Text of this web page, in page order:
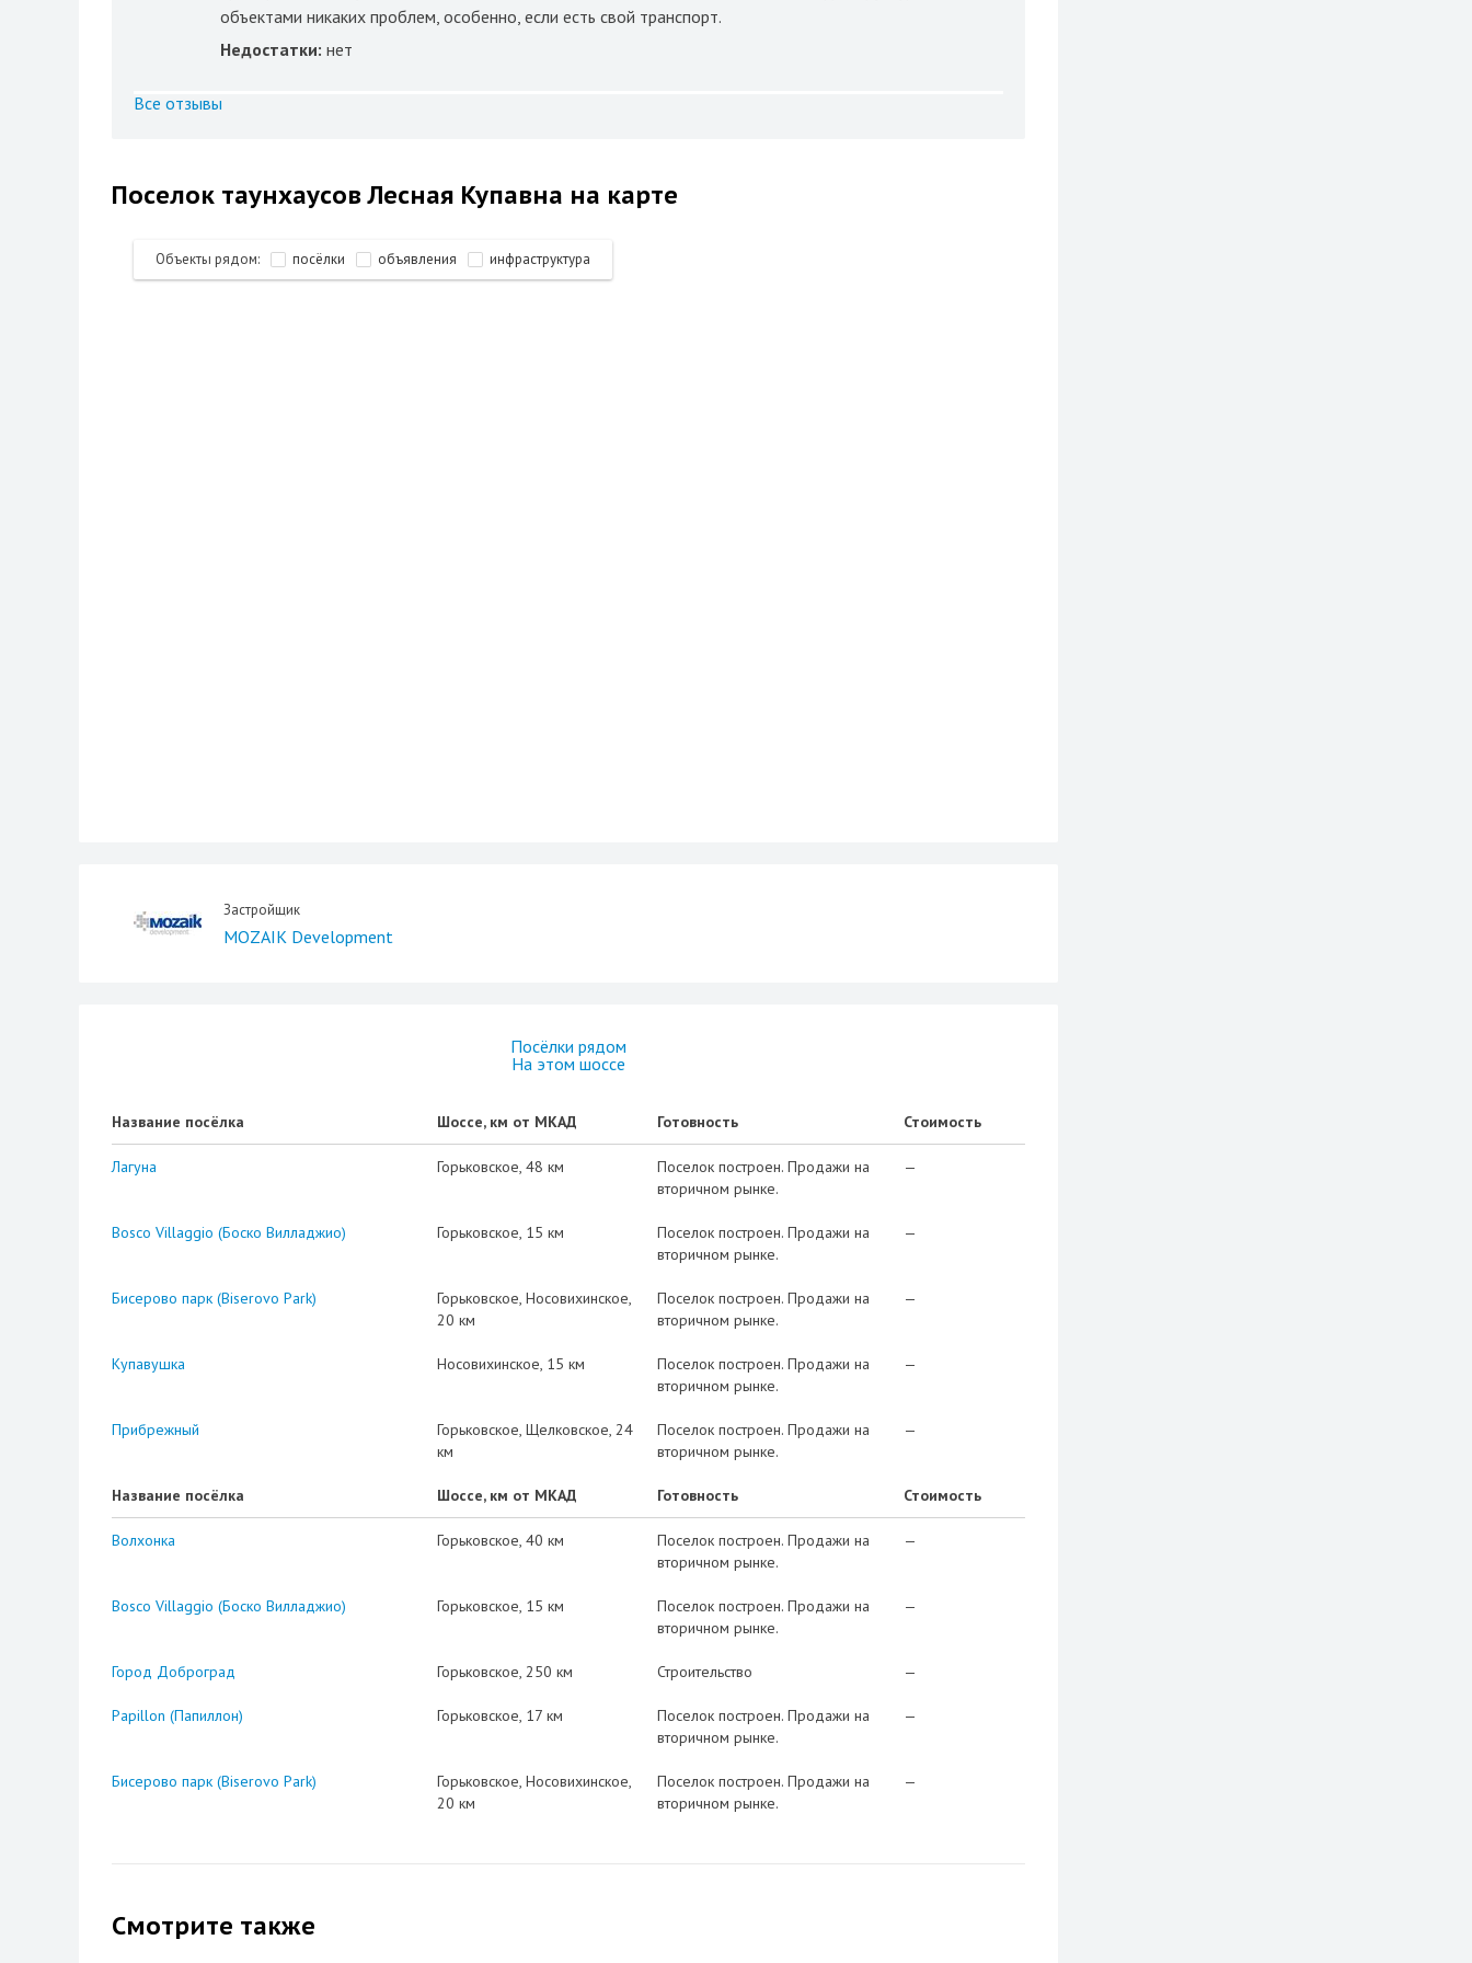
объектами никаких проблем, особенно, если есть свой транспорт.
Недостатки:нет
Все отзывы
Поселок таунхаусов Лесная Купавна на карте
Объекты рядом: посёлки объявления инфраструктура
Застройщик
MOZAIK Development
Посёлки рядом
На этом шоссе
Название посёлка Шоссе, км от МКАД Готовность Стоимость
Лагуна Горьковское 48 км
Поселок построен. Продажи на
вторичном рынке.
—
Bosco Villaggio (Боско Вилладжио) Горьковское 15 км
Поселок построен. Продажи на
вторичном рынке.
—
Бисерово парк (Biserovo Park) Горьковское Носовихинское
20 км
Поселок построен. Продажи на
вторичном рынке.
—
Купавушка Носовихинское 15 км
Поселок построен. Продажи на
вторичном рынке.
—
Прибрежный Горьковское Щелковское 24
км
Поселок построен. Продажи на
вторичном рынке.
—
Название посёлка Шоссе, км от МКАД Готовность Стоимость
Волхонка Горьковское 40 км
Поселок построен. Продажи на
вторичном рынке.
—
Bosco Villaggio (Боско Вилладжио) Горьковское 15 км
Поселок построен. Продажи на
вторичном рынке.
—
Город Доброград Горьковское 250 км Строительство —
Papillon (Папиллон) Горьковское 17 км
Поселок построен. Продажи на
вторичном рынке.
—
Бисерово парк (Biserovo Park) Горьковское Носовихинское
20 км
Поселок построен. Продажи на
вторичном рынке.
—
Смотрите также